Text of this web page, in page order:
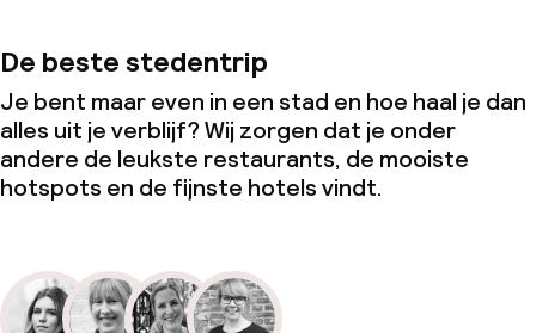
De beste stedentrip
Je bent maar even in een stad en hoe haal je dan
alles uit je verblijf? Wij zorgen dat je onder
andere de leukste restaurants, de mooiste
hotspots en de fijnste hotels vindt.